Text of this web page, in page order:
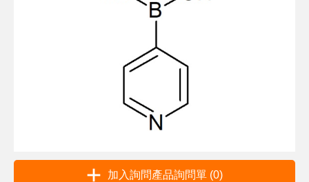
加入詢問產品詢問單 (0)